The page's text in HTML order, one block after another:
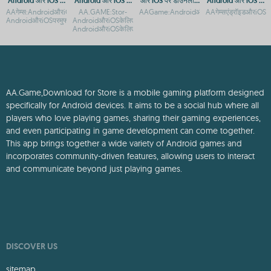
लिए मुफ्त गेमिंग ऐप
AAगेम्स:AndroidऔरiOSपरमुफ्तगेमिंगकाआनंदAAGameऐपडाउनलोड-
AndroidऔरiOSपरमुफ्तगेमिंगAAगेम्सड
लिए मुफ्त ऐप डाउनलोड
AA.GAME:Stor-
AndroidऔरiOSकेलिएमुफ्तगेमडाउनलोडAA.GAME:Stor-
AndroidऔरiOSकेलिएऐपडाउनलोडगाइड
करने का तरीका
मुफ्त गेमिंग अनुभव
AA.Game,Download for Store is a mobile gaming platform designed
specifically for Android devices. It aims to be a social hub where all
players who love playing games, sharing their gaming experiences,
and even participating in game development can come together.
This app brings together a wide variety of Android games and
incorporates community-driven features, allowing users to interact
and communicate beyond just playing games.
DISCOVER US
sitemap